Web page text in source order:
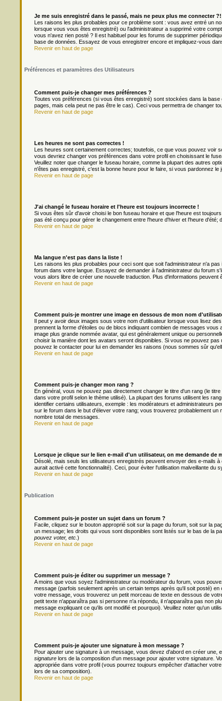
Je me suis enregistré dans le passé, mais ne peux plus me connecter ?!
Les raisons les plus probables pour ce problème sont : vous avez entré un
lorsque vous vous êtes enregistré) ou l'administrateur a supprimé votre
vous n'avez rien posté ? Il est habituel pour les forums de supprimer
base de données. Essayez de vous enregistrer encore et impliquez-vous
Revenir en haut de page
Préférences et paramètres des Utilisateurs
Comment puis-je changer mes préférences ?
Toutes vos préférences (si vous êtes enregistré) sont stockées dans la
pages, mais cela peut ne pas être le cas). Ceci vous permettra de changer
Revenir en haut de page
Les heures ne sont pas correctes !
Les heures sont certainement correctes; toutefois, ce que vous pouvez voir
vous devriez changer vos préférences dans votre profil en choisissant le
Veuillez noter que changer le fuseau horaire, comme la plupart des autres
n'êtes pas enregistré, c'est la bonne heure pour le faire, si vous pardonnez le
Revenir en haut de page
J'ai changé le fuseau horaire et l'heure est toujours incorrecte !
Si vous êtes sûr d'avoir choisi le bon fuseau horaire et que l'heure est
pas été conçu pour gérer le changement entre l'heure d'hiver et l'heure
Revenir en haut de page
Ma langue n'est pas dans la liste !
Les raisons les plus probables pour ceci sont que soit l'administrateur n'a
forum dans votre langue. Essayez de demander à l'administrateur du forum
vous alors libre de créer une nouvelle traduction. Plus d'informations
Revenir en haut de page
Comment puis-je montrer une image en dessous de mon nom
Il peut y avoir deux images sous votre nom d'utilisateur lorsque vous lisez
prennent la forme d'étoiles ou de blocs indiquant combien de messages
image plus grande nommée avatar, qui est généralement unique ou
choisir la manière dont les avatars seront disponibles. Si vous ne pouvez
pouvez le contacter pour lui en demander les raisons (nous sommes sûr
Revenir en haut de page
Comment puis-je changer mon rang ?
En général, vous ne pouvez pas directement changer le titre d'un rang (le
dans votre profil selon le thème utilisé). La plupart des forums utilisent les
identifier certains utilisateurs, exemple : les modérateurs et administrateurs
sur le forum dans le but d'élever votre rang; vous trouverez probablement
nombre total de messages.
Revenir en haut de page
Lorsque je clique sur le lien e-mail d'un utilisateur, on me demande de
Désolé, mais seuls les utilisateurs enregistrés peuvent envoyer des e-mails
aurait activé cette fonctionnalité). Ceci, pour éviter l'utilisation malveillante du
Revenir en haut de page
Publication
Comment puis-je poster un sujet dans un forum ?
Facile, cliquez sur le bouton approprié soit sur la page du forum, soit sur la
un message; les droits qui vous sont disponibles sont listés sur le bas de la
pouvez voter, etc. )
Revenir en haut de page
Comment puis-je éditer ou supprimer un message ?
A moins que vous soyez l'administrateur ou modérateur du forum, vous
message (parfois seulement après un certain temps après qu'il soit posté)
votre message, vous trouverez un petit morceau de texte en dessous de
petit texte n'apparaîtra pas si personne n'a répondu, il n'apparaîtra pas non
message expliquant ce qu'ils ont modifié et pourquoi). Veuillez noter qu'un
Revenir en haut de page
Comment puis-je ajouter une signature à mon message ?
Pour ajouter une signature à un message, vous devez d'abord en créer
signature lors de la composition d'un message pour ajouter votre signature.
appropriée dans votre profil (vous pourrez toujours empêcher d'attacher
lors de sa composition).
Revenir en haut de page